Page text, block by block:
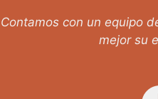
Contamos con un equipo
mejor su